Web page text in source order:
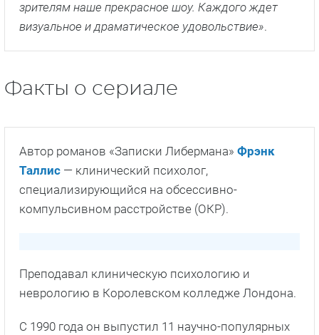
заманил его обратно в еще один увлекательный
случай, созревший для фрейдистского подхода. Но
становится еще более хаотичной»
Томпсон — потрясающий писатель, и у него есть
видение старой Вены, которое, на мой взгляд,
потрясающе. И еще в нем есть криминал и
комикс. Не могу дождаться, чтобы показать